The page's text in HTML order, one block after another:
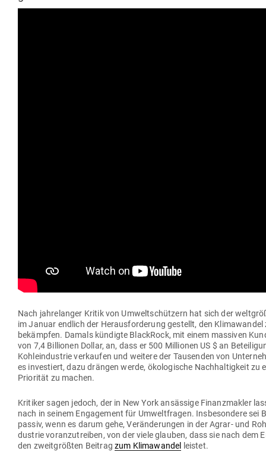
Nach jah­re­langer Kritik von Umwelt­schützern hat sich der
im Januar endlich der Her­aus­for­derung gestellt, den Kli­ma­wandel
bekämpfen. Damals kün­digte BlackRock, mit einem mas­siven
von 7,4 Bil­lionen Dollar, an, dass er 500 Mil­lionen US $ an
Koh­le­industrie ver­kaufen und weitere der Tau­senden von
es inves­tiert, dazu drängen werde, öko­lo­gische Nach­hal­tigkeit zu
Prio­rität zu machen.
Kri­tiker sagen jedoch, der in New York ansässige Finanz­makler
nach in seinem Enga­gement für Umwelt­fragen. Ins­be­sondere sei
passiv, wenn es darum gehe, Ver­än­de­rungen in der Agrar- und
dustrie vor­an­zu­treiben, von der viele glauben, dass sie nach dem
den zweit­größten Beitragzum Kli­ma­wandel leistet.